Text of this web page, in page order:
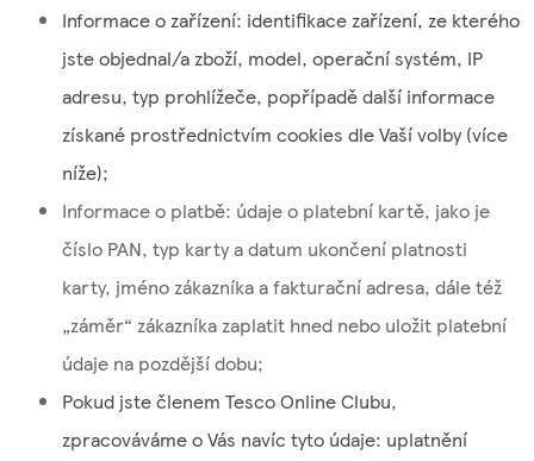
Informace o zařízení: identifikace zařízení, ze kterého
jste objednal/a zboží, model, operační systém, IP
adresu, typ prohlížeče, popřípadě další informace
získané prostřednictvím cookies dle Vaší volby (více
níže);
Informace o platbě: údaje o platební kartě, jako je
číslo PAN, typ karty a datum ukončení platnosti
karty, jméno zákazníka a fakturační adresa, dále též
„záměr“ zákazníka zaplatit hned nebo uložit platební
údaje na pozdější dobu;
Pokud jste členem Tesco Online Clubu,
zpracováváme o Vás navíc tyto údaje: uplatnění